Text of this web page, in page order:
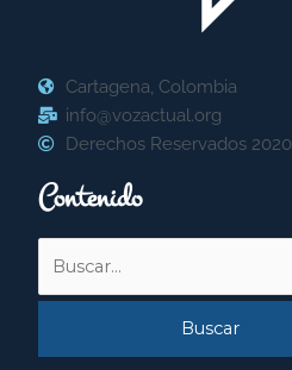
Cartagena, Colombia
info@vozactual.org
Derechos Reservados 2020
Contenido
por: